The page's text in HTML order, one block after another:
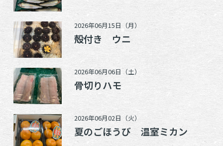
2026年06月15日（月）
殻付き ウニ
2026年06月06日（土）
骨切りハモ
2026年06月02日（火）
夏のごほうび 温室ミカン